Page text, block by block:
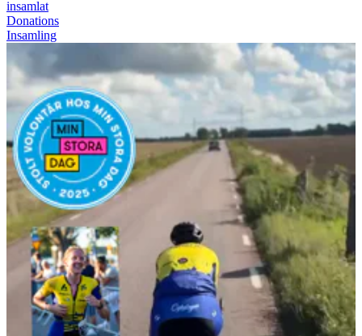
insamlat
Donations
Insamling